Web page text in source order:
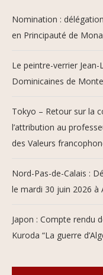
Nomination :
en Principauté de
Le peintre-verrier
Dominicaines de
Tokyo – Retour sur la
l’attribution au
des Valeurs
Nord-Pas-de-Calais :
le mardi 30 juin 2026 à
Japon : Compte rendu
Kuroda “La guerre